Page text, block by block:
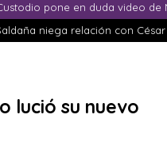
pone en duda video de
niega relación con
lució su nuevo